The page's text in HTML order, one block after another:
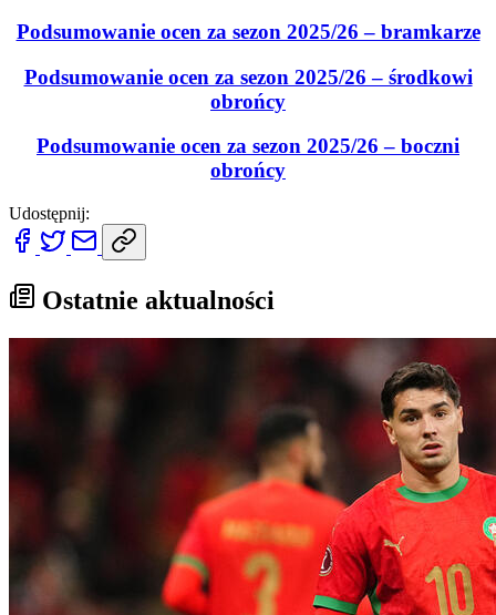
Podsumowanie ocen za sezon 2025/26 – bramkarze
Podsumowanie ocen za sezon 2025/26 – środkowi
obrońcy
Podsumowanie ocen za sezon 2025/26 – boczni
obrońcy
Udostępnij:
Ostatnie aktualności